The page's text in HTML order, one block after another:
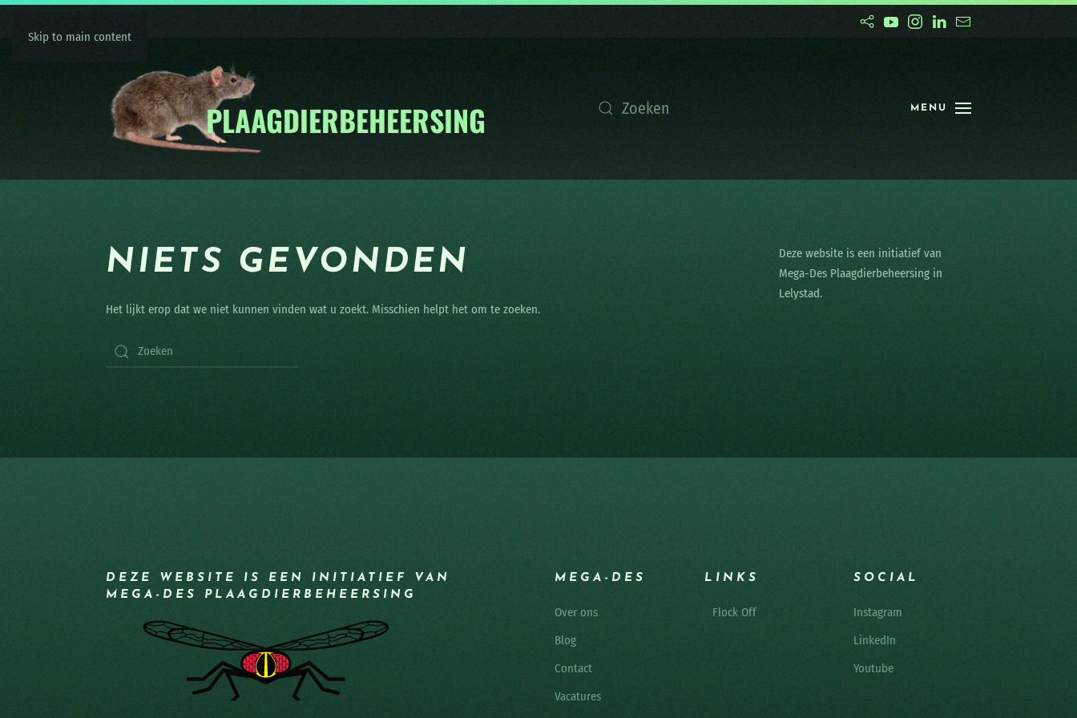
Skip to main content
MENU
NIETS GEVONDEN
Het lijkt erop dat we niet kunnen vinden wat u zoekt. Misschien helpt het om te zoeken.
Deze website is een initiatief van
Mega-Des Plaagdierbeheersing in
Lelystad.
DEZE WEBSITE IS EEN INITIATIEF VAN
MEGA-DES PLAAGDIERBEHEERSING
MEGA-DES
Over ons
Blog
Contact
Vacatures
LINKS
Flock Off
SOCIAL
Instagram
LinkedIn
Youtube